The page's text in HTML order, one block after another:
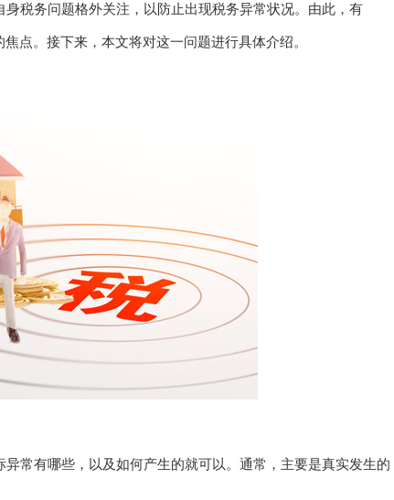
税务问题格外关注，以防止出现税务异常状况。由此，有
点。接下来，本文将对这一问题进行具体介绍。
常有哪些，以及如何产生的就可以。通常，主要是真实发生的